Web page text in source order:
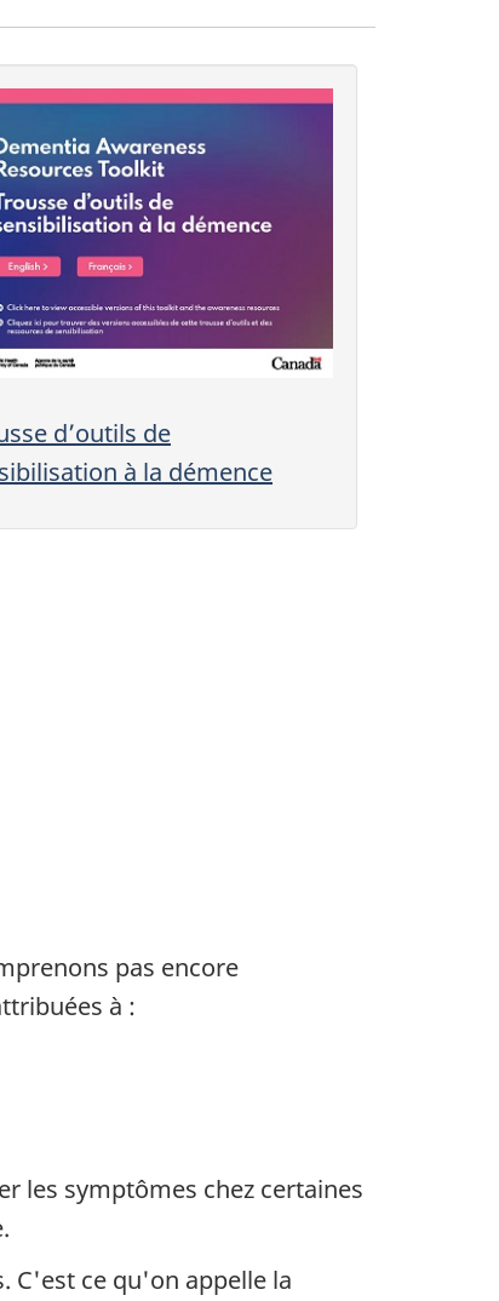
d’outils de
à la démence
pas encore
à :
les symptômes chez certaines
C'est ce qu'on appelle la